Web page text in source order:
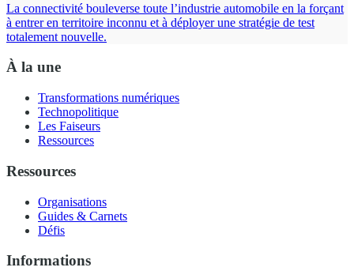
La connectivité bouleverse toute l’industrie automobile en la forçant
à entrer en territoire inconnu et à déployer une stratégie de test
totalement nouvelle.
À la une
Transformations numériques
Technopolitique
Les Faiseurs
Ressources
Ressources
Organisations
Guides & Carnets
Défis
Informations